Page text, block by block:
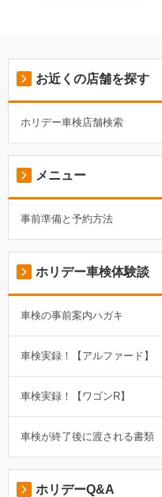
お近くの店舗を探す
ホリデー車検店舗検索
メニュー
事前準備と予約方法
ホリデー車検体験談
車検の事前案内ハガキ
車検実録！【アルファード】
車検実録！【ワゴンR】
車検が終了後に渡される書類
ホリデーQ&A